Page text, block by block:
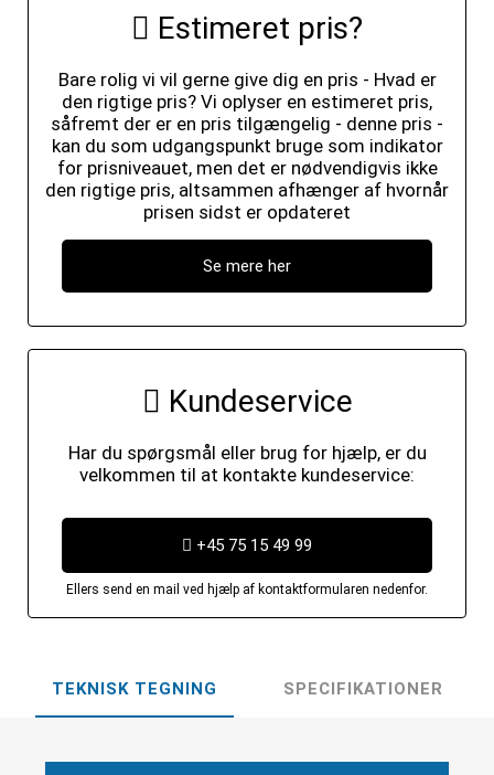
Estimeret pris?
Bare rolig vi vil gerne give dig en pris - Hvad er
den rigtige pris? Vi oplyser en estimeret pris,
såfremt der er en pris tilgængelig - denne pris -
kan du som udgangspunkt bruge som indikator
for prisniveauet, men det er nødvendigvis ikke
den rigtige pris, altsammen afhænger af hvornår
prisen sidst er opdateret
Se mere her
Kundeservice
Har du spørgsmål eller brug for hjælp, er du
velkommen til at kontakte kundeservice:
+45 75 15 49 99
Ellers send en mail ved hjælp af kontaktformularen nedenfor.
TEKNISK TEGNING SPECIFIKATIONER